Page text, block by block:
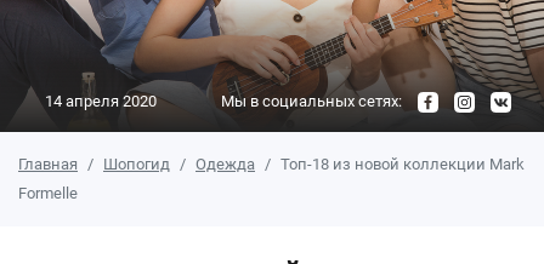
14 апреля 2020 Мы в социальных сетях:
Главная Шопогид Одежда
Топ-18 из новой коллекции Mark
Formelle